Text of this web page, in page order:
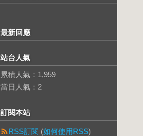
最新回應
站台人氣
累積人氣： 1,959
當日人氣： 2
訂閱本站
RSS訂閱 (如何使用RSS)